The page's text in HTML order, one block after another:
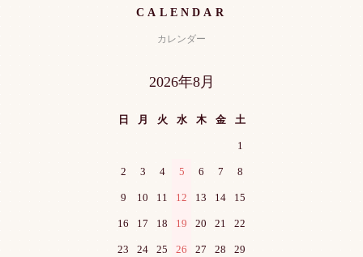
CALENDAR
カレンダー
2026年8月
日 月 火 水 木 金 土
1
2 3 4 5 6 7 8
9 10 11 12 13 14 15
16 17 18 19 20 21 22
23 24 25 26 27 28 29